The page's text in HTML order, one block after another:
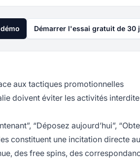
Démarrer l'essai gratuit de 30
aux tactiques promotionnelles
doivent éviter les activités
“Déposez aujourd’hui”,
constituent une incitation directe
des free spins, des